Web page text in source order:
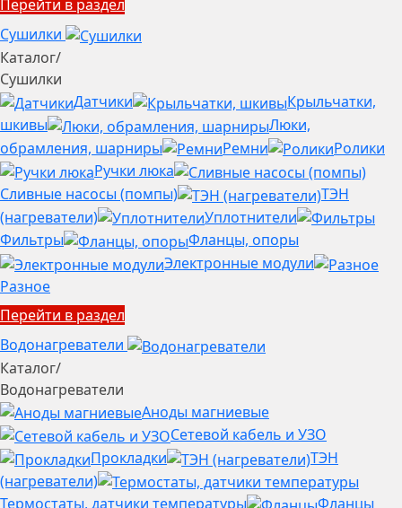
Перейти в раздел
Сушилки
Каталог/
Сушилки
Датчики
Крыльчатки,
шкивы
Люки,
обрамления, шарниры
Ремни
Ролики
Ручки люка
Сливные насосы (помпы)
ТЭН
(нагреватели)
Уплотнители
Фильтры
Фланцы, опоры
Электронные модули
Разное
Перейти в раздел
Водонагреватели
Каталог/
Водонагреватели
Аноды магниевые
Сетевой кабель и УЗО
Прокладки
ТЭН
(нагреватели)
Термостаты, датчики температуры
Фланцы